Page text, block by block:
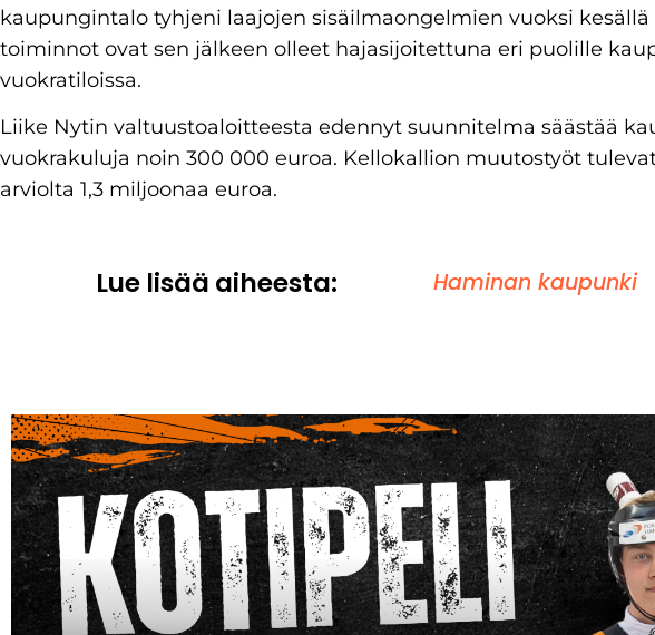
kaupungintalo tyhjeni laajojen sisäilmaongelmien vuoksi kesällä
toiminnot ovat sen jälkeen olleet hajasijoitettuna eri puolille
vuokratiloissa.
Liike Nytin valtuustoaloitteesta edennyt suunnitelma säästää
vuokrakuluja noin 300 000 euroa. Kellokallion muutostyöt
arviolta 1,3 miljoonaa euroa.
Lue lisää aiheesta: Haminan kaupunki